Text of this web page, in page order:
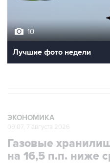
10
Лучшие фото недели
ЭКОНОМИКА
09:07, 7 августа 2026
Газовые
на 16,5 п.п. ниже